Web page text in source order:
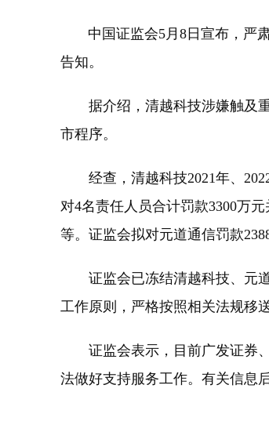
中国证监会5月8日宣布，严肃
告知。
据介绍，清越科技涉嫌触及重
市程序。
经查，清越科技2021年、2022
对4名责任人员合计罚款3300万
等。证监会拟对元道通信罚款
证监会已冻结清越科技、元道
工作原则，严格按照相关法规移
证监会表示，目前广发证券、
法做好支持服务工作。有关信息